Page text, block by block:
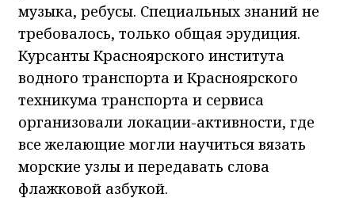
музыка, ребусы. Специальных знаний не
требовалось, только общая эрудиция.
Курсанты Красноярского института
водного транспорта и Красноярского
техникума транспорта и сервиса
организовали локации-активности, где
все желающие могли научиться вязать
морские узлы и передавать слова
флажковой азбукой.